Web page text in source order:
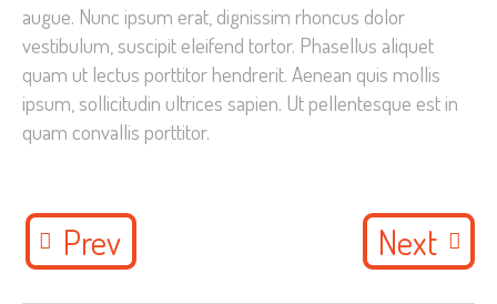
augue. Nunc ipsum erat, dignissim rhoncus dolor
vestibulum, suscipit eleifend tortor. Phasellus aliquet
quam ut lectus porttitor hendrerit. Aenean quis mollis
ipsum, sollicitudin ultrices sapien. Ut pellentesque est in
quam convallis porttitor.
Prev Next